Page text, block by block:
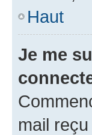
Haut
Je me
mail